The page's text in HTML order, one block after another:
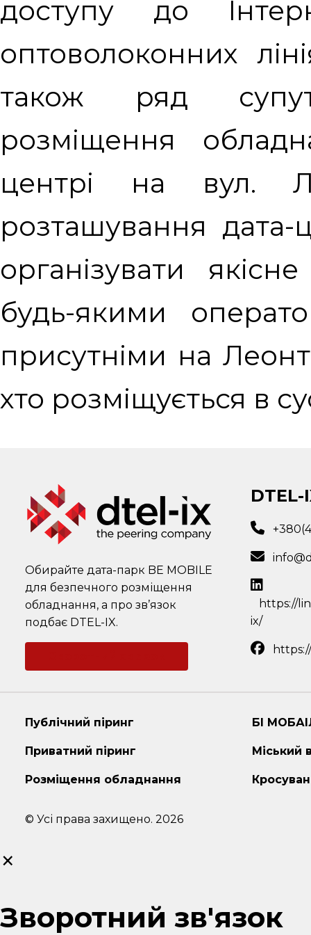
доступу до
оптоволоконних
також ряд
розміщення
центрі на вул.
розташування дата-
організувати
будь-якими
присутніми на
хто розміщується в
Обирайте дата-парк BE MOBILE
для безпечного розміщення
обладнання, а про зв’язок
подбає DTEL-IX.
DTEL-
https://
ix/
Публічний піринг
Приватний піринг
Розміщення обладнання
БІ
Міський
© Усі права захищено. 2026
×
Зворотний зв'язок